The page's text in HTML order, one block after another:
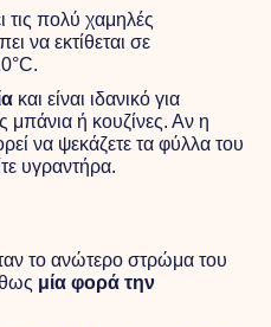
τις πολύ χαμηλές
να εκτίθεται σε
και είναι ιδανικό για
ή κουζίνες. Αν η
να ψεκάζετε τα φύλλα του
υγραντήρα.
το ανώτερο στρώμα του
μία φορά την